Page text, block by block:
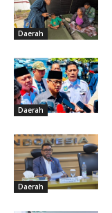
Daerah
Daerah
Daerah